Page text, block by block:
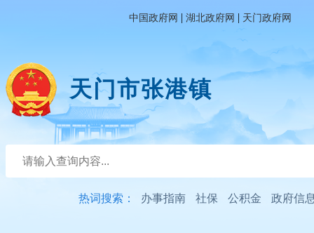
中国政府网 | 湖北政府网 | 天门政府网
天门市张港镇
热词搜索： 办事指南 社保 公积金 政府信